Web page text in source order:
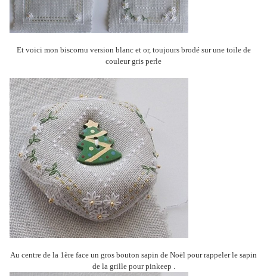
Et voici mon biscornu version blanc et or, toujours brodé sur une toile de
couleur gris perle
Au centre de la 1ère face un gros bouton sapin de Noël pour rappeler le sapin
de la grille pour pinkeep .